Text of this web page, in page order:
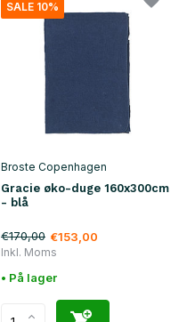
SALE 10%
Broste Copenhagen
Gracie øko-duge 160x300cm
- blå
€170,00 €153,00
Inkl. Moms
• På lager